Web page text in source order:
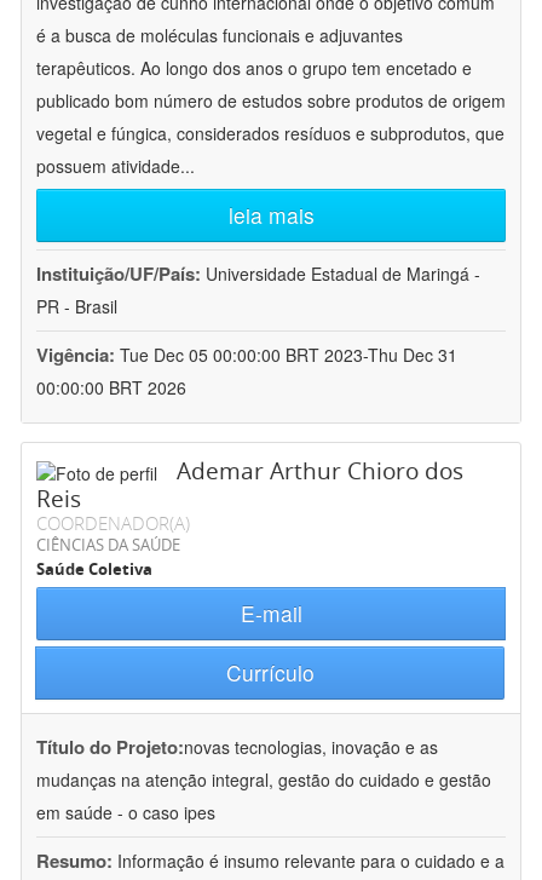
é a busca de moléculas funcionais e adjuvantes
terapêuticos. Ao longo dos anos o grupo tem encetado e
publicado bom número de estudos sobre produtos de origem
vegetal e fúngica, considerados resíduos e subprodutos, que
possuem atividade...
leia mais
Instituição/UF/País: Universidade Estadual de Maringá -
PR - Brasil
Vigência: Tue Dec 05 00:00:00 BRT 2023-Thu Dec 31
00:00:00 BRT 2026
Ademar Arthur Chioro dos
Reis
COORDENADOR(A)
CIÊNCIAS DA SAÚDE
Saúde Coletiva
E-mail
Currículo
Título do Projeto:novas tecnologias, inovação e as
mudanças na atenção integral, gestão do cuidado e gestão
em saúde - o caso ipes
Resumo: Informação é insumo relevante para o cuidado e a